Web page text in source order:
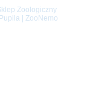
Zoologiczny
| ZooNemo